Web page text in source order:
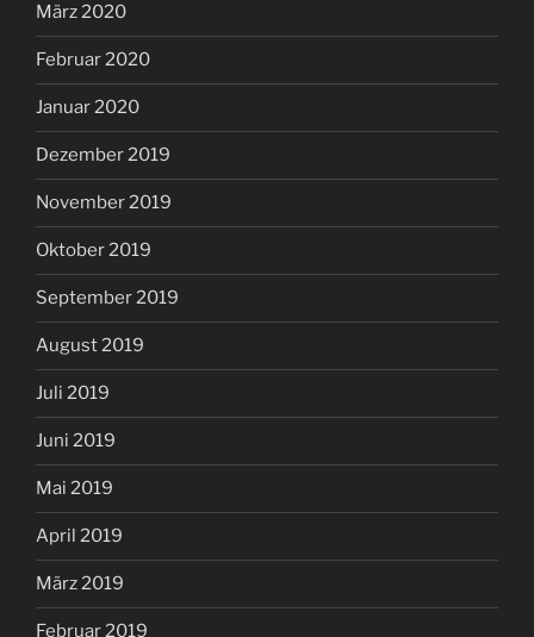
März 2020
Februar 2020
Januar 2020
Dezember 2019
November 2019
Oktober 2019
September 2019
August 2019
Juli 2019
Juni 2019
Mai 2019
April 2019
März 2019
Februar 2019